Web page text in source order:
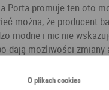
Porta promuje ten oto
można, że producent
modne i nic nie
dają możliwości
lakierom są
z ulgą. Drzwi
O plikach cookies